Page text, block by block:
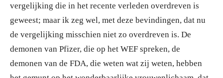
vergelijking die in het recente verleden overdreven is
geweest; maar ik zeg wel, met deze bevindingen, dat nu
de vergelijking misschien niet zo overdreven is. De
demonen van Pfizer, die op het WEF spreken, de
demonen van de FDA, die weten wat zij weten, hebben